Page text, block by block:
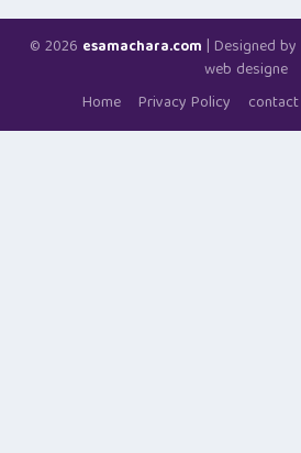
© 2026 esamachara.com | Designed by
web designe
Home
Privacy Policy contact